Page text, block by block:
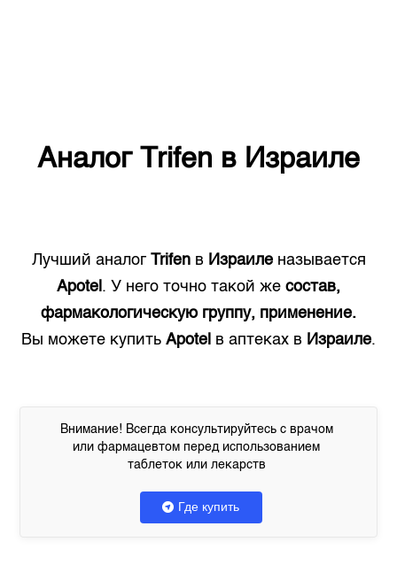
Аналог Trifen в Израиле
Лучший аналог Trifenв Израиленазывается
Apotel . У него точно такой же состав,
фармакологическую группу, применение.
Вы можете купить Apotel в аптеках в Израиле.
Внимание! Всегда консультируйтесь с врачом
или фармацевтом перед использованием
таблеток или лекарств
Где купить